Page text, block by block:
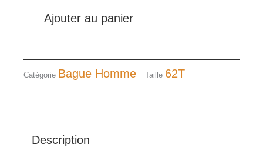
AGATEAjouter au panier
Catégorie Bague Homme Taille 62T
Description